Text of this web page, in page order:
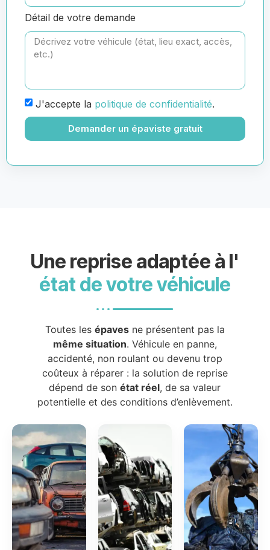
Détail de votre demande
J'accepte la politique de confidentialité.
Demander un épaviste gratuit
Une reprise adaptée à l'
état de votre véhicule
Toutes les épavesne présentent pas la
même situation. Véhicule en panne,
accidenté, non roulant ou devenu trop
coûteux à réparer : la solution de reprise
dépend de sonétat réel, de sa valeur
potentielle et des conditions d’enlèvement.